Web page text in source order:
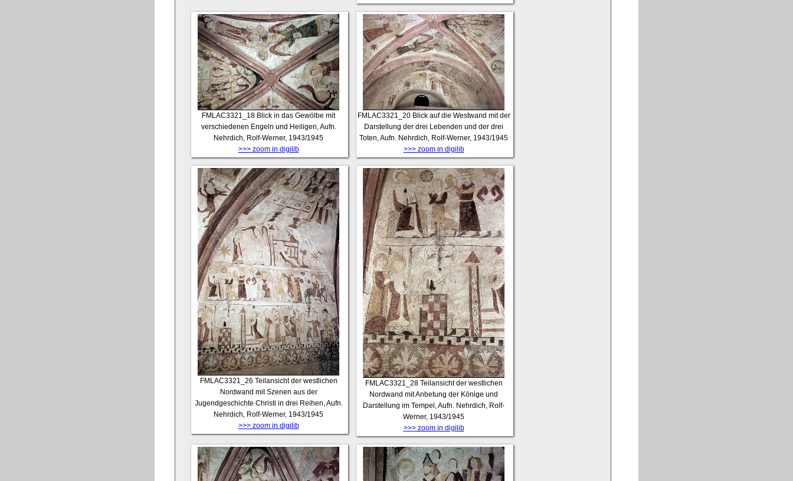
FMLAC3321_18 Blick in das Gewölbe mit
verschiedenen Engeln und Heiligen, Aufn.
Nehrdich, Rolf-Werner, 1943/1945
>>> zoom in digilib
FMLAC3321_20 Blick auf die Westwand mit der
Darstellung der drei Lebenden und der drei
Toten, Aufn. Nehrdich, Rolf-Werner, 1943/1945
>>> zoom in digilib
FMLAC3321_26 Teilansicht der westlichen
Nordwand mit Szenen aus der
Jugendgeschichte Christi in drei Reihen, Aufn.
Nehrdich, Rolf-Werner, 1943/1945
>>> zoom in digilib
FMLAC3321_28 Teilansicht der westlichen
Nordwand mit Anbetung der Könige und
Darstellung im Tempel, Aufn. Nehrdich, Rolf-
Werner, 1943/1945
>>> zoom in digilib